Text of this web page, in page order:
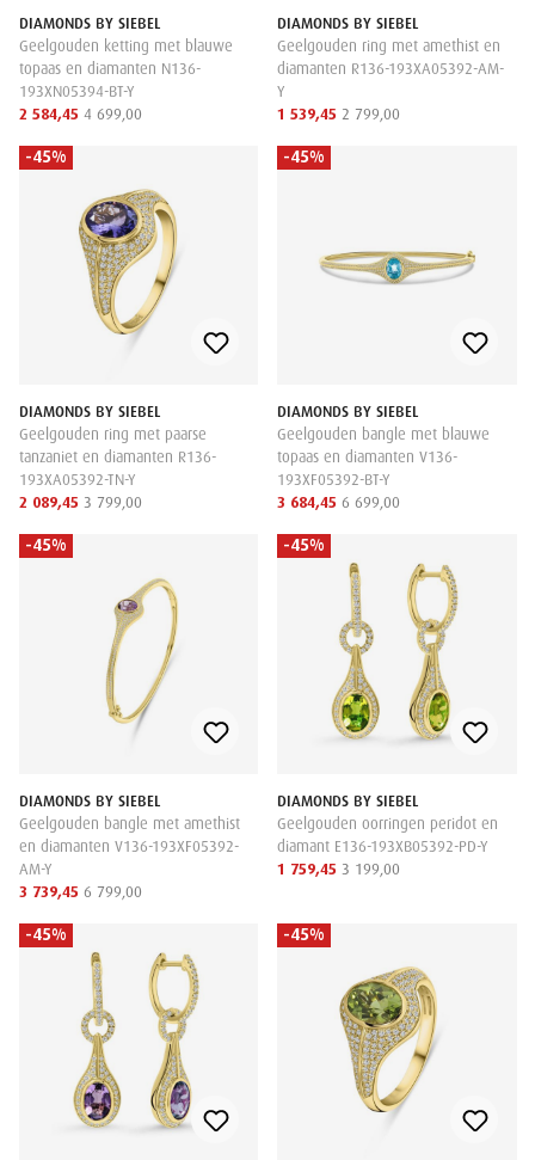
DIAMONDS BY SIEBEL
Geelgouden ketting met blauwe
topaas en diamanten N136-
193XN05394-BT-Y
2 584,45 4 699,00
DIAMONDS BY SIEBEL
Geelgouden ring met amethist en
diamanten R136-193XA05392-AM-
Y
1 539,45 2 799,00
-45%
DIAMONDS BY SIEBEL
Geelgouden ring met paarse
tanzaniet en diamanten R136-
193XA05392-TN-Y
2 089,45 3 799,00
-45%
DIAMONDS BY SIEBEL
Geelgouden bangle met blauwe
topaas en diamanten V136-
193XF05392-BT-Y
3 684,45 6 699,00
-45%
DIAMONDS BY SIEBEL
Geelgouden bangle met amethist
en diamanten V136-193XF05392-
AM-Y
3 739,45 6 799,00
-45%
DIAMONDS BY SIEBEL
Geelgouden oorringen peridot en
diamant E136-193XB05392-PD-Y
1 759,45 3 199,00
-45% -45%